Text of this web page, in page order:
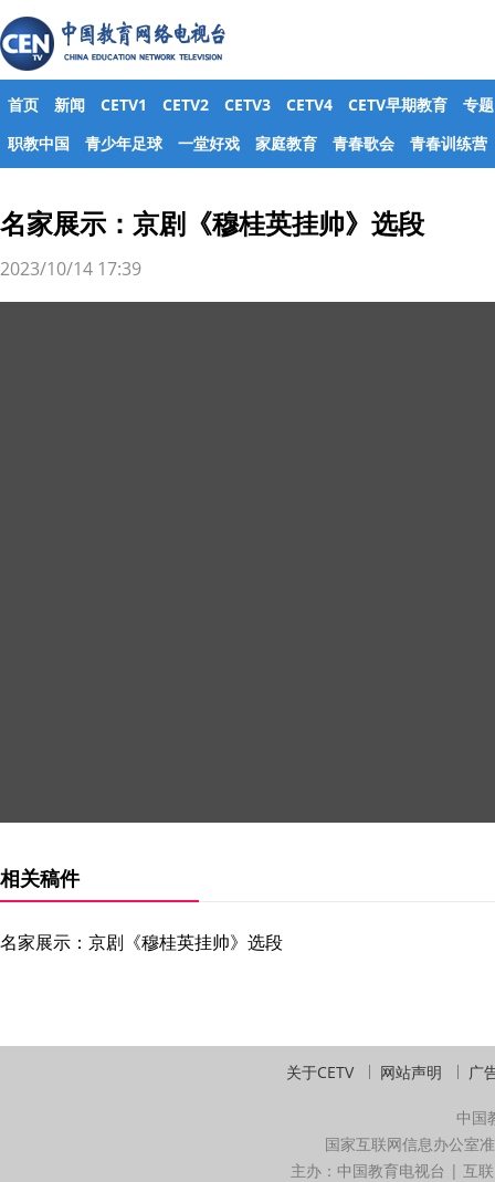
首页 新闻 CETV1 CETV2 CETV3 CETV4 CETV早期教育
专题
职教中国
青少年足球 一堂好戏 家庭教育 青春歌会 青春训练营
名家展示：京剧《穆桂英挂帅》选段
2023/10/14 17:39
相关稿件
名家展示：京剧《穆桂英挂帅》选段
关于CETV 网站声明 广
中国
国家互联网信息办公室
主办：中国教育电视台 | 互